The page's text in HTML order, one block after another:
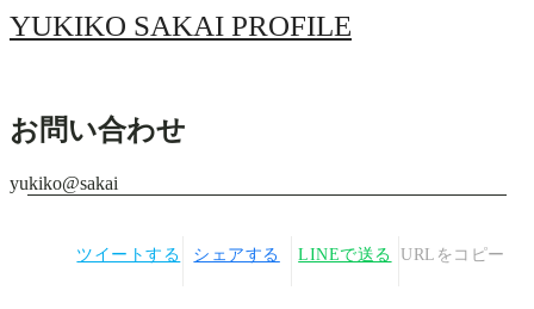
YUKIKO SAKAI PROFILE
お問い合わせ
yukiko@sakai
ツイートする シェアする LINEで送る URLをコピー